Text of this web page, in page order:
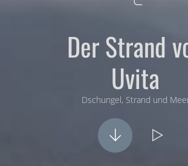
Der Strand
Uvita
Dschungel, Strand und